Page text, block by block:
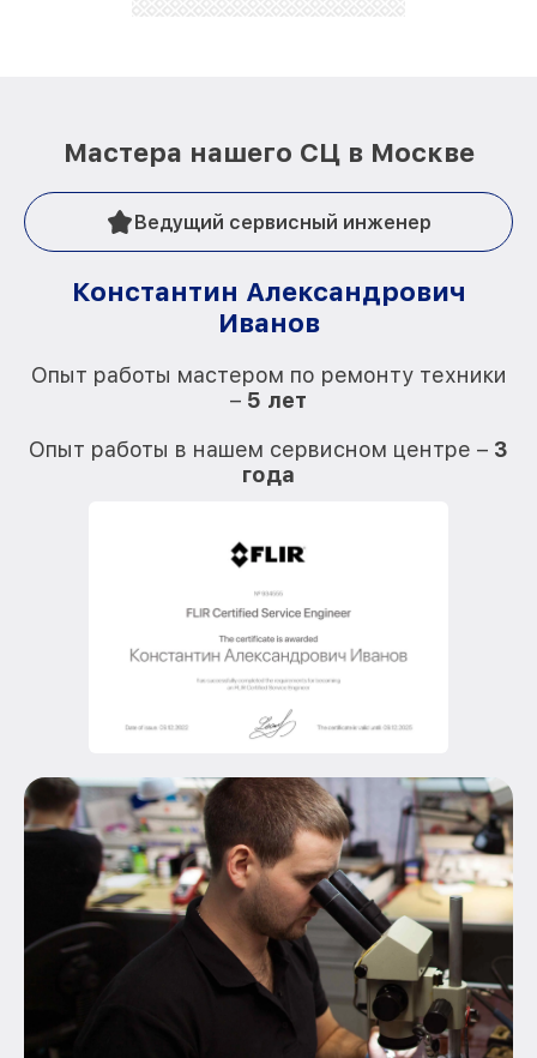
Мастера нашего СЦ в Москве
Ведущий сервисный инженер
Константин Александрович
Иванов
Опыт работы мастером по ремонту техники
– 5 лет
Опыт работы в нашем сервисном центре – 3
года